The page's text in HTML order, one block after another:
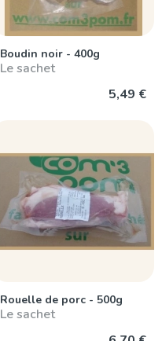
Boudin noir - 400g
Le sachet
5,49 €
Rouelle de porc - 500g
Le sachet